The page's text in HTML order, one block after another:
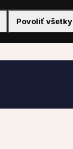
Povoliť všetky